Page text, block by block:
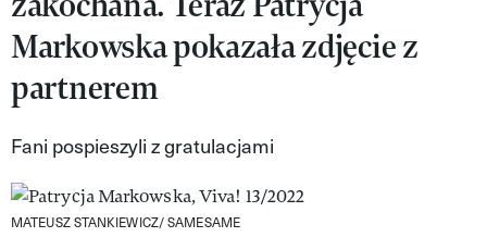
VIVA!MODA
VIVA!LIFESTYLE
VIVA!MAN
VIVA!PEOPLE POWER
VIVA!ITAKA
Markowska pokazała zdjęcie z
partnerem
Fani pospieszyli z gratulacjami
MATEUSZ STANKIEWICZ/ SAMESAME